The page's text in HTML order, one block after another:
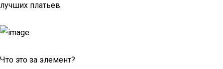
лучших платьев.
Что это за элемент?